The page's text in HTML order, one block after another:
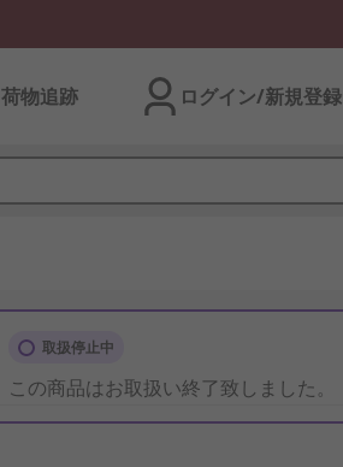
荷物追跡 ログイン/新規登録
取扱停止中
この商品はお取扱い終了致しました。